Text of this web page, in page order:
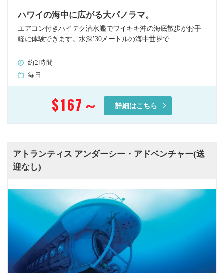
ハワイの海中に広がる大パノラマ。
エアコン付きハイテク潜水艦でワイキキ沖の海底散歩がお手
軽に体験できます。水深’30メートルの海中世界で…
約2時間
毎日
$167 ～ 詳細はこちら
アトランティス アンダーシー・アドベンチャー(送
迎なし)